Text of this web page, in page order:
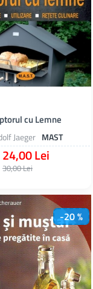
Jaeger MAST
cu Lemne
24,00 Lei
30,00 Lei
-20 %